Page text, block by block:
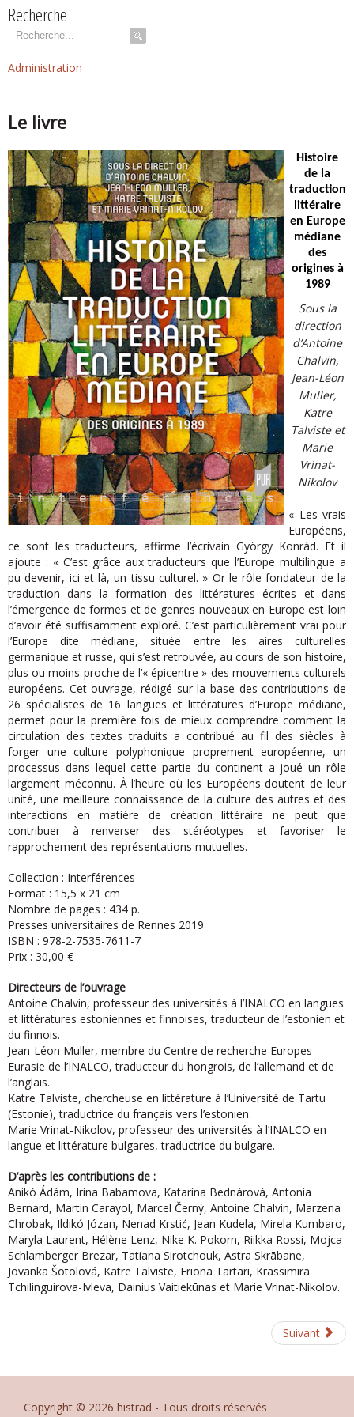
Recherche
Rechercher
Administration
Le livre
Histoire
de la
traduction
littéraire
en Europe
médiane
des
origines à
1989
Sous la
direction
d’Antoine
Chalvin,
Jean-Léon
Muller,
Katre
Talviste et
Marie
Vrinat-
Nikolov
« Les vrais
Européens,
ce sont les traducteurs, affirme l’écrivain György Konrád. Et il
ajoute : « C’est grâce aux traducteurs que l’Europe multilingue a
pu devenir, ici et là, un tissu culturel. » Or le rôle fondateur de la
traduction dans la formation des littératures écrites et dans
l’émergence de formes et de genres nouveaux en Europe est loin
d’avoir été suffisamment exploré. C’est particulièrement vrai pour
l’Europe dite médiane, située entre les aires culturelles
germanique et russe, qui s’est retrouvée, au cours de son histoire,
plus ou moins proche de l’« épicentre » des mouvements culturels
européens. Cet ouvrage, rédigé sur la base des contributions de
26 spécialistes de 16 langues et littératures d’Europe médiane,
permet pour la première fois de mieux comprendre comment la
circulation des textes traduits a contribué au fil des siècles à
forger une culture polyphonique proprement européenne, un
processus dans lequel cette partie du continent a joué un rôle
largement méconnu. À l’heure où les Européens doutent de leur
unité, une meilleure connaissance de la culture des autres et des
interactions en matière de création littéraire ne peut que
contribuer à renverser des stéréotypes et favoriser le
rapprochement des représentations mutuelles.
Collection : Interférences
Format : 15,5 x 21 cm
Nombre de pages : 434 p.
Presses universitaires de Rennes 2019
ISBN : 978-2-7535-7611-7
Prix : 30,00 €
Directeurs de l’ouvrage
Antoine Chalvin, professeur des universités à l’INALCO en langues
et littératures estoniennes et finnoises, traducteur de l’estonien et
du finnois.
Jean-Léon Muller, membre du Centre de recherche Europes-
Eurasie de l’INALCO, traducteur du hongrois, de l’allemand et de
l’anglais.
Katre Talviste, chercheuse en littérature à l’Université de Tartu
(Estonie), traductrice du français vers l’estonien.
Marie Vrinat-Nikolov, professeur des universités à l’INALCO en
langue et littérature bulgares, traductrice du bulgare.
D’après les contributions de :
Anikó Ádám, Irina Babamova, Katarína Bednárová, Antonia
Bernard, Martin Carayol, Marcel Černý, Antoine Chalvin, Marzena
Chrobak, Ildikó Józan, Nenad Krstić, Jean Kudela, Mirela Kumbaro,
Maryla Laurent, Hélène Lenz, Nike K. Pokorn, Riikka Rossi, Mojca
Schlamberger Brezar, Tatiana Sirotchouk, Astra Skrābane,
Jovanka Šotolová, Katre Talviste, Eriona Tartari, Krassimira
Tchilinguirova-Ivleva, Dainius Vaitiekūnas et Marie Vrinat-Nikolov.
Suivant
Copyright © 2026 histrad - Tous droits réservés